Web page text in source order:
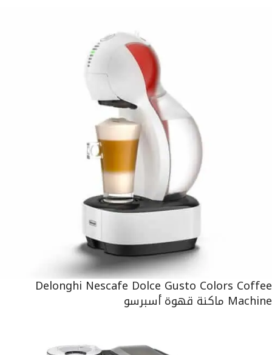
Delonghi Nescafe Dolce Gusto Colors Coffee
Machine ماكنة قهوة أسبرسو